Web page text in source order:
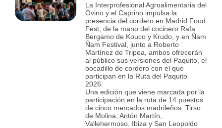
La Interprofesional Agroalimentaria del
Ovino y el Caprino impulsa la
presencia del cordero en Madrid Food
Fest, de la mano del cocinero Rafa
Bergamo de Kouco y Krudo, y en Ñam
Ñam Festival, junto a Roberto
Martínez de Tripea, ambos ofrecerán
al público sus versiones del Paquito, el
bocadillo de cordero con el que
participan en la Ruta del Paquito
2026.
Una edición que viene marcada por la
participación en la ruta de 14 puestos
de cinco mercados madrileños: Tirso
de Molina, Antón Martín,
Vallehermoso, Ibiza y San Leopoldo